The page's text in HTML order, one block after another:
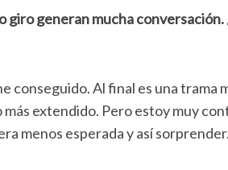
giro generan mucha conversación.
conseguido. Al final es una trama
más extendido. Pero estoy muy
menos esperada y así sorprender.